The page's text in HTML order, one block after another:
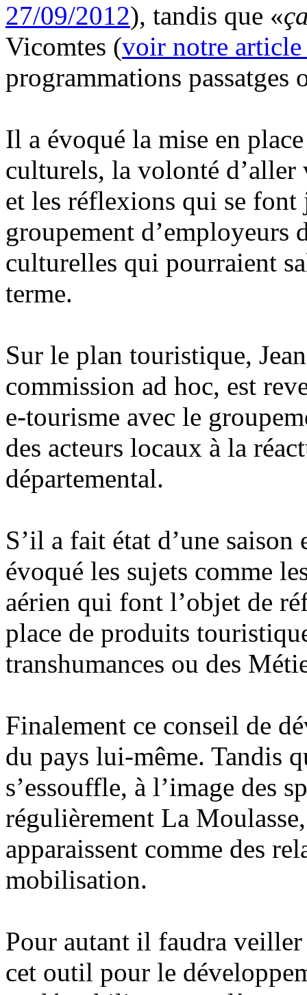
27/09/2012), tandis que «
Vicomtes (voir notre
programmations passatges
Il a évoqué la mise en
culturels, la volonté d’aller
et les réflexions qui se font
groupement d’employeurs
culturelles qui pourraient
terme.
Sur le plan touristique,
commission ad hoc, est
e-tourisme avec le
des acteurs locaux à la
départemental.
S’il a fait état d’une
évoqué les sujets comme
aérien qui font l’objet de
place de produits
transhumances ou des
Finalement ce conseil de
du pays lui-même. Tandis
s’essouffle, à l’image des
régulièrement La
apparaissent comme des
mobilisation.
Pour autant il faudra veiller
cet outil pour le